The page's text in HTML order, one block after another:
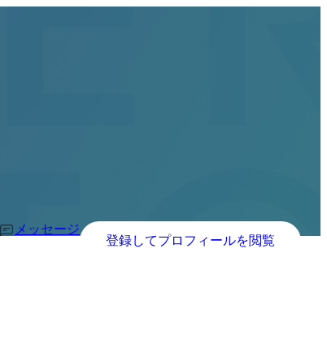
メッセージ
登録してプロフィールを閲覧